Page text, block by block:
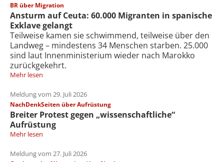
BR über Migration
Ansturm auf Ceuta: 60.000 Migranten in spanische
Exklave gelangt
Teilweise kamen sie schwimmend, teilweise über den
Landweg – mindestens 34 Menschen starben. 25.000
sind laut Innenministerium wieder nach Marokko
zurückgekehrt.
Mehr lesen
Meldung vom 29. Juli 2026
NachDenkSeiten über Aufrüstung
Breiter Protest gegen „wissenschaftliche“
Aufrüstung
Mehr lesen
Meldung vom 27. Juli 2026